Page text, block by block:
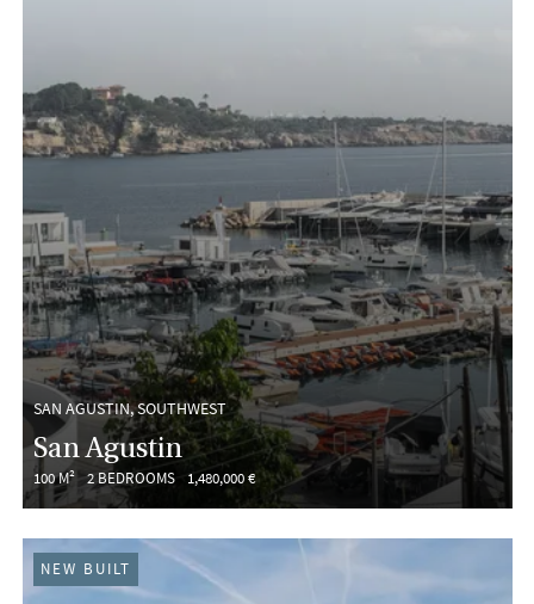
SAN AGUSTIN, SOUTHWEST
San Agustin
100 M² 2 BEDROOMS 1,480,000 €
NEW BUILT